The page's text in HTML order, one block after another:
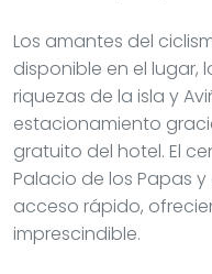
Los amantes del
disponible en el lugar,
riquezas de la isla y
estacionamiento
gratuito del hotel. El
Palacio de los Papas
acceso rápido,
imprescindible.